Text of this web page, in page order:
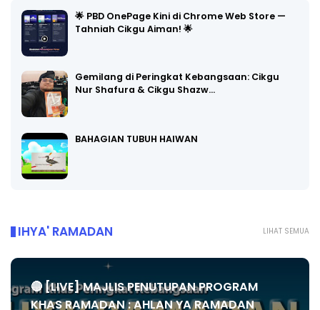
🌟 PBD OnePage Kini di Chrome Web Store —
Tahniah Cikgu Aiman! 🌟
Gemilang di Peringkat Kebangsaan: Cikgu
Nur Shafura & Cikgu Shazw…
BAHAGIAN TUBUH HAIWAN
LIHAT SEMUA
IHYA' RAMADAN
🔴 [LIVE] MAJLIS PENUTUPAN PROGRAM
KHAS RAMADAN : AHLAN YA RAMADAN